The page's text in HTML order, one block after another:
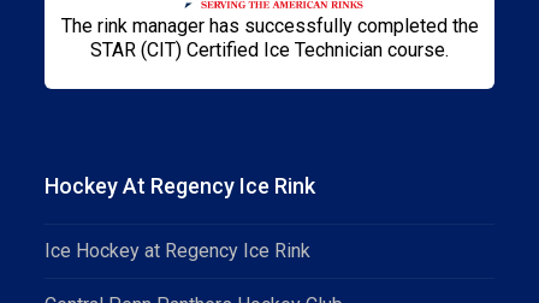
The rink manager has successfully completed the
STAR (CIT) Certified Ice Technician course.
Hockey At Regency Ice Rink
Ice Hockey at Regency Ice Rink